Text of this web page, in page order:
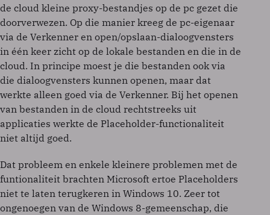
de cloud kleine proxy-bestandjes op de pc gezet die
doorverwezen. Op die manier kreeg de pc-eigenaar
via de Verkenner en open/opslaan-dialoogvensters
in één keer zicht op de lokale bestanden en die in de
cloud. In principe moest je die bestanden ook via
die dialoogvensters kunnen openen, maar dat
werkte alleen goed via de Verkenner. Bij het openen
van bestanden in de cloud rechtstreeks uit
applicaties werkte de Placeholder-functionaliteit
niet altijd goed.
Dat probleem en enkele kleinere problemen met de
funtionaliteit brachten Microsoft ertoe Placeholders
niet te laten terugkeren in Windows 10. Zeer tot
ongenoegen van de Windows 8-gemeenschap, die